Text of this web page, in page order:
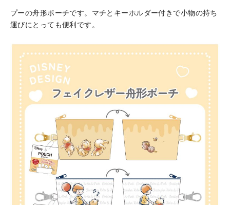
プーの舟形ポーチです。マチとキーホルダー付きで小物の持ち
運びにとっても便利です。